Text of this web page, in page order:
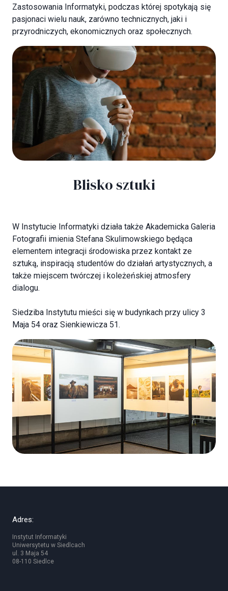
Zastosowania Informatyki, podczas której spotykają się
pasjonaci wielu nauk, zarówno technicznych, jaki i
przyrodniczych, ekonomicznych oraz społecznych.
Blisko sztuki
W Instytucie Informatyki działa także Akademicka Galeria
Fotografii imienia Stefana Skulimowskiego będąca
elementem integracji środowiska przez kontakt ze
sztuką, inspiracją studentów do działań artystycznych, a
także miejscem twórczej i koleżeńskiej atmosfery
dialogu.
Siedziba Instytutu mieści się w budynkach przy ulicy 3
Maja 54 oraz Sienkiewicza 51.
Adres:
Instytut Informatyki
Uniwersytetu w Siedlcach
ul. 3 Maja 54
08-110 Siedlce